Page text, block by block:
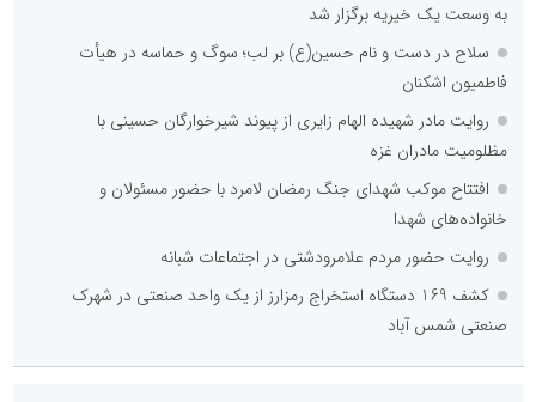
به وسعت یک خیریه برگزار شد
سلاح در دست و نام حسین(ع) بر لب؛ سوگ و حماسه در هیأت
فاطمیون اشکنان
روایت مادر شهیده الهام زایری از پیوند شیرخوارگان حسینی با
مظلومیت مادران غزه
افتتاح موکب شهدای جنگ رمضان لامرد با حضور مسئولان و
خانواده‌های شهدا
روایت حضور مردم علامرودشتی در اجتماعات شبانه
کشف 169 دستگاه استخراج رمزارز از یک واحد صنعتی در شهرک
صنعتی شمس آباد